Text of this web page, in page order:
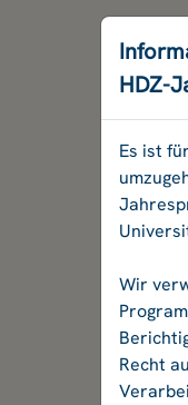
HDZ-
Es ist
Wir
Recht